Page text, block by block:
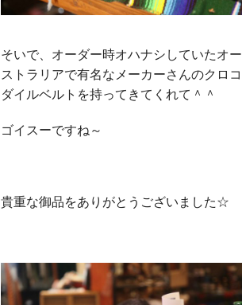
そいで、オーダー時オハナシしていたオー
ストラリアで有名なメーカーさんのクロコ
ダイルベルトを持ってきてくれて＾＾
ゴイスーですね～
貴重な御品をありがとうございました☆